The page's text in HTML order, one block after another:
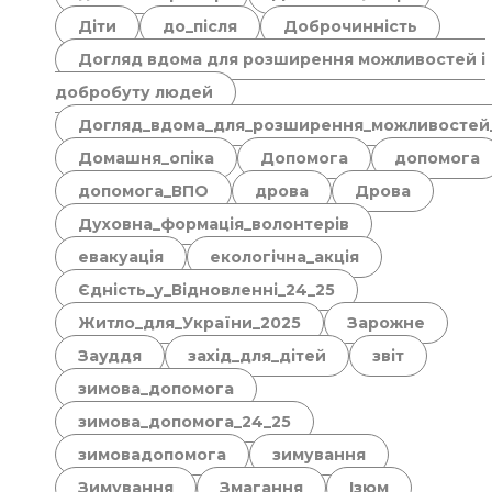
Діти
до_після
Доброчинність
Догляд вдома для розширення можливостей і
добробуту людей
Домашня_опіка
Допомога
допомога
допомога_ВПО
дрова
Дрова
Духовна_формація_волонтерів
евакуація
екологічна_акція
Єдність_у_Відновленні_24_25
Житло_для_України_2025
Зарожне
Зауддя
захід_для_дітей
звіт
зимова_допомога
зимова_допомога_24_25
зимовадопомога
зимування
Зимування
Змагання
Ізюм